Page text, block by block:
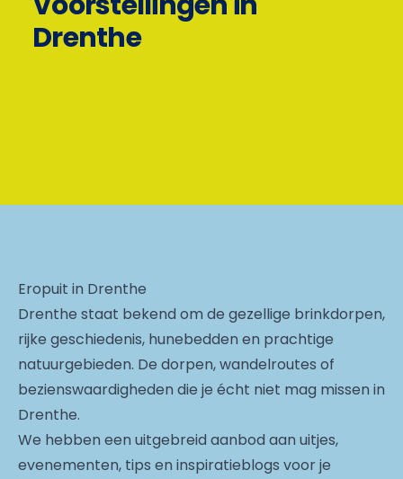
Drenthe
Eropuit in Drenthe
Drenthe staat bekend om de gezellige brinkdorpen,
rijke geschiedenis, hunebedden en prachtige
natuurgebieden. De dorpen, wandelroutes of
bezienswaardigheden die je écht niet mag missen in
Drenthe.
We hebben een uitgebreid aanbod aan uitjes,
evenementen, tips en inspiratieblogs voor je